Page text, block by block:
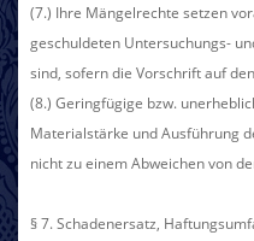
(7.) Ihre Mängelrechte setzen
geschuldeten Untersuchungs-
sind, sofern die Vorschrift auf
(8.) Geringfügige bzw.
Materialstärke und Ausführung
nicht zu einem Abweichen von
§ 7. Schadenersatz,